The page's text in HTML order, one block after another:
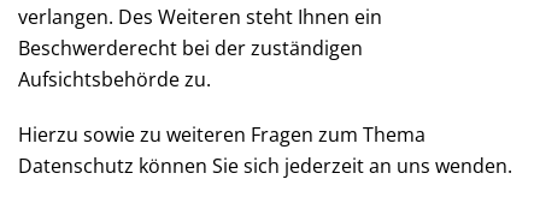
verlangen. Des Weiteren steht Ihnen ein
Beschwerderecht bei der zuständigen
Aufsichtsbehörde zu.
Hierzu sowie zu weiteren Fragen zum Thema
Datenschutz können Sie sich jederzeit an uns wenden.